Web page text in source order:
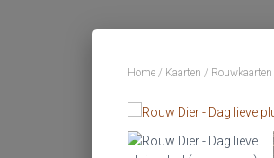
Home / Kaarten / Rouwkaarten